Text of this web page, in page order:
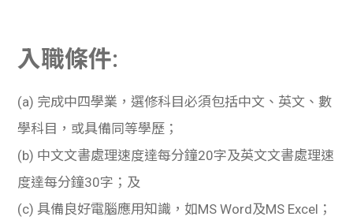
入職條件:
(a) 完成中四學業，選修科目必須包括中文、英文、數
學科目，或具備同等學歷；
(b) 中文文書處理速度達每分鐘20字及英文文書處理速
度達每分鐘30字；及
(c) 具備良好電腦應用知識，如MS Word及MS Excel ；